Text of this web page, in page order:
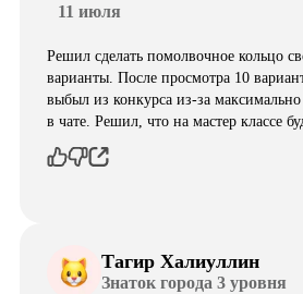
11 июля
Решил сделать помолвочное кольцо
варианты. После просмотра 10
выбыл из конкурса из-за
в чате. Решил, что на мастер классе
Тагир Халиуллин
Знаток города 3 уровня